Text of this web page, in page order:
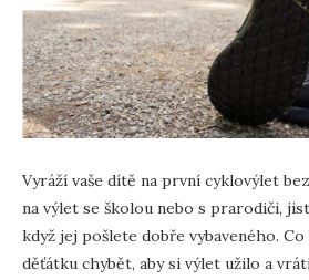
Vyráží vaše dítě na první cyklovýlet
na výlet se školou nebo s prarodiči,
když jej pošlete dobře vybaveného. Co
děťátku chybět, aby si výlet užilo a